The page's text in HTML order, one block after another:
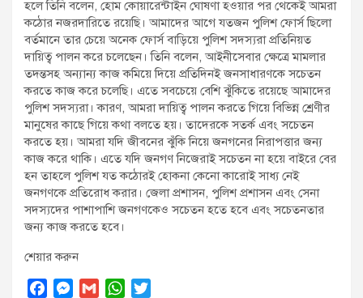
হলে তিনি বলেন, হোম কোয়ারেন্টাইন ঘোষণা হওয়ার পর থেকেই আমরা
কঠোর নজরদারিতে রয়েছি। আমাদের আগে যতজন পুলিশ ফোর্স ছিলো
বর্তমানে তার চেয়ে অনেক ফোর্স বাড়িয়ে পুলিশ সদস্যরা প্রতিনিয়ত
দায়িত্ব পালন করে চলেছেন। তিনি বলেন, আইনীসেবার ক্ষেত্রে মামলার
তদন্তসহ অন্যান্য কাজ কমিয়ে দিয়ে প্রতিদিনই জনসাধারণকে সচেতন
করতে কাজ করে চলেছি। এতে সবচেয়ে বেশি ঝুঁকিতে রয়েছে আমাদের
পুলিশ সদস্যরা। কারণ, আমরা দায়িত্ব পালন করতে গিয়ে বিভিন্ন শ্রেণীর
মানুষের কাছে গিয়ে কথা বলতে হয়। তাদেরকে সতর্ক এবং সচেতন
করতে হয়। আমরা যদি জীবনের ঝুঁকি নিয়ে জনগনের নিরাপত্তার জন্য
কাজ করে থাকি। এতে যদি জনগণ নিজেরাই সচেতন না হয়ে বাইরে বের
হন তাহলে পুলিশ যত কঠোরই হোকনা কেনো কারোই সাধ্য নেই
জনগণকে প্রতিরোধ করার। জেলা প্রশাসন, পুলিশ প্রশাসন এবং সেনা
সদস্যদের পাশাপাশি জনগণকেও সচেতন হতে হবে এবং সচেতনতার
জন্য কাজ করতে হবে।
শেয়ার করুন
M
G
W